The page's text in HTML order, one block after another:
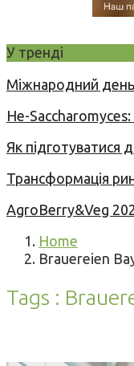
У тренді
Міжнародний день
Не-Saccharomyces:
Як підготуватися
Трансформація
AgroBerry&Veg
Home
Brauereien
Tags :